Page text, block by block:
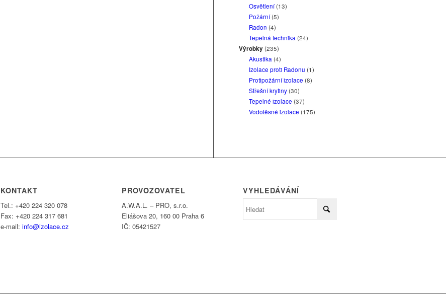
Osvětlení(13)
Požární(5)
Radon (4)
Tepelná technika (24)
Výrobky(235)
Akustika (4)
Izolace proti Radonu (1)
Protipožární izolace (8)
Střešní krytiny(30)
Tepelné izolace (37)
Vodotěsné izolace (175)
KONTAKT
Tel.: +420 224 320 078
Fax: +420 224 317 681
e-mail:info@izolace.cz
PROVOZOVATEL
A.W.A.L. – PRO, s.r.o.
Eliášova 20, 160 00 Praha 6
IČ: 05421527
VYHLEDÁVÁNÍ